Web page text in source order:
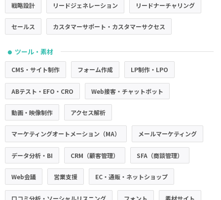
戦略設計 リードジェネレーション リードナーチャリング
セールス カスタマーサポート・カスタマーサクセス
● ツール・素材
CMS・サイト制作 フォーム作成 LP制作・LPO
ABテスト・EFO・CRO Web接客・チャットボット
動画・映像制作 アクセス解析
マーケティングオートメーション（MA） メールマーケティング
データ分析・BI CRM（顧客管理） SFA（商談管理）
Web会議 営業支援 EC・通販・ネットショップ
口コミ分析・ソーシャルリスニング フォント 素材サイト